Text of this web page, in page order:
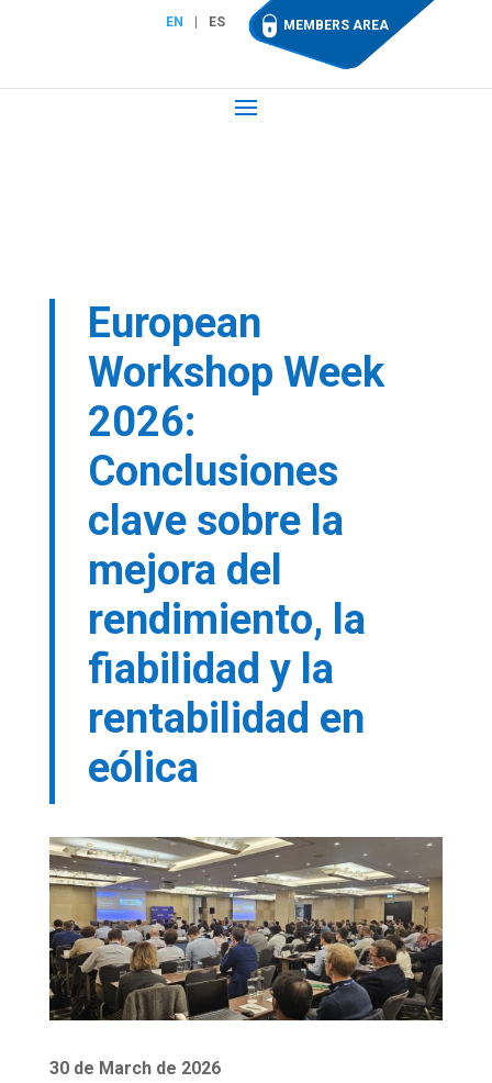
EN ES MEMBERS AREA
European
Workshop Week
2026:
Conclusiones
clave sobre la
mejora del
rendimiento, la
fiabilidad y la
rentabilidad en
eólica
30 de March de 2026